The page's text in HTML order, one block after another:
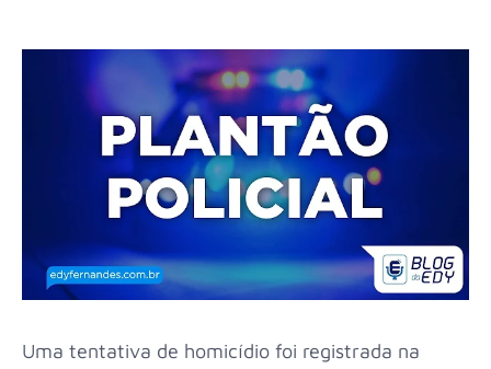
Uma tentativa de homicídio foi registrada na